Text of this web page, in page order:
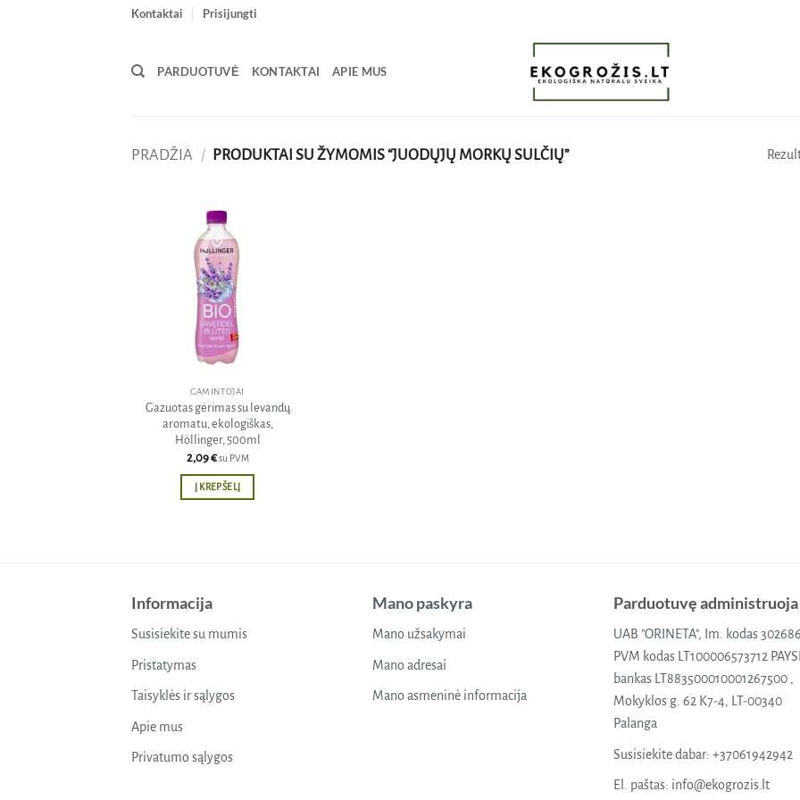
Kontaktai Prisijungti
PARDUOTUVĖ KONTAKTAI APIE MUS
PRADŽIA / PRODUKTAI SU ŽYMOMIS “JUODŲJŲ MORKŲ SULČIŲ”
GAMINTOJAI
Gazuotas gėrimas su levandų
aromatu, ekologiškas,
Höllinger, 500ml
2,09€ su PVM
Į KREPŠELĮ
Informacija
Susisiekite su mumis
Pristatymas
Taisyklės ir sąlygos
Apie mus
Privatumo sąlygos
Mano paskyra
Mano užsakymai
Mano adresai
Mano asmeninė informacija
Parduotuvę administruoja
UAB "ORINETA", Im. kodas
PVM kodas LT100006573712
bankas LT883500010001267500 ,
Mokyklos g. 62 K7-4, LT-00340
Palanga
Susisiekite dabar: +37061942942
El. paštas: info@ekogrozis.lt